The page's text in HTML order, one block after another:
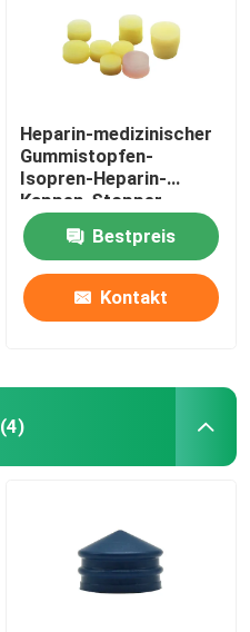
Heparin-medizinischer
Gummistopfen-
Isopren-Heparin-
Kappen-Stopper
Bestpreis
Kontakt
(4)